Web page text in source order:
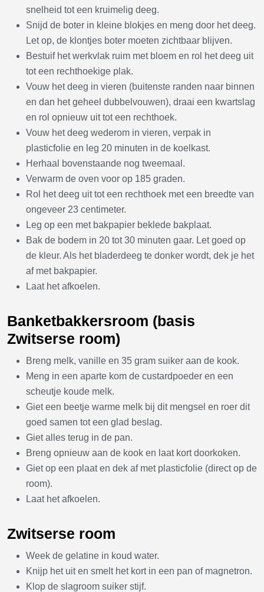
snelheid tot een kruimelig deeg.
Snijd de boter in kleine blokjes en meng door het deeg.
Let op, de klontjes boter moeten zichtbaar blijven.
Bestuif het werkvlak ruim met bloem en rol het deeg uit
tot een rechthoekige plak.
Vouw het deeg in vieren (buitenste randen naar binnen
en dan het geheel dubbelvouwen), draai een kwartslag
en rol opnieuw uit tot een rechthoek.
Vouw het deeg wederom in vieren, verpak in
plasticfolie en leg 20 minuten in de koelkast.
Herhaal bovenstaande nog tweemaal.
Verwarm de oven voor op 185 graden.
Rol het deeg uit tot een rechthoek met een breedte van
ongeveer 23 centimeter.
Leg op een met bakpapier beklede bakplaat.
Bak de bodem in 20 tot 30 minuten gaar. Let goed op
de kleur. Als het bladerdeeg te donker wordt, dek je het
af met bakpapier.
Laat het afkoelen.
Banketbakkersroom (basis
Zwitserse room)
Breng melk, vanille en 35 gram suiker aan de kook.
Meng in een aparte kom de custardpoeder en een
scheutje koude melk.
Giet een beetje warme melk bij dit mengsel en roer dit
goed samen tot een glad beslag.
Giet alles terug in de pan.
Breng opnieuw aan de kook en laat kort doorkoken.
Giet op een plaat en dek af met plasticfolie (direct op de
room).
Laat het afkoelen.
Zwitserse room
Week de gelatine in koud water.
Knijp het uit en smelt het kort in een pan of magnetron.
Klop de slagroom suiker stijf.